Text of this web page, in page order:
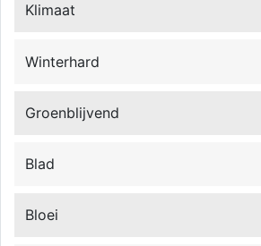
Klimaat
Winterhard
Groenblijvend
Blad
Bloei